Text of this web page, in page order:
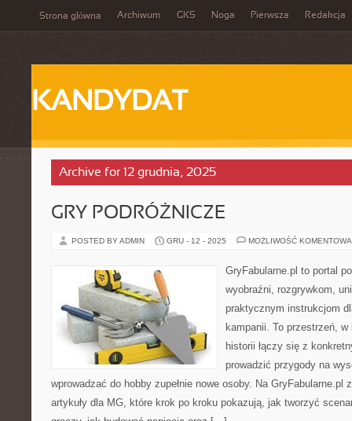
Strona główna Archiwum GKS Noga Pierwsza Redakcja
KANDYDAT
Archive for 12 grudnia, 2025
GRY PODRÓŻNICZE
POSTED BY ADMIN GRU - 12 - 2025 MOŻLIWOŚĆ
GryFabularne.pl to portal
wyobraźni, rozgrywkom,
praktycznym instrukcjom
kampanii. To przestrzeń,
historii łączy się z
prowadzić przygody na
wprowadzać do hobby zupełnie nowe osoby. Na GryFabularne.pl
artykuły dla MG, które krok po kroku pokazują, jak tworzyć